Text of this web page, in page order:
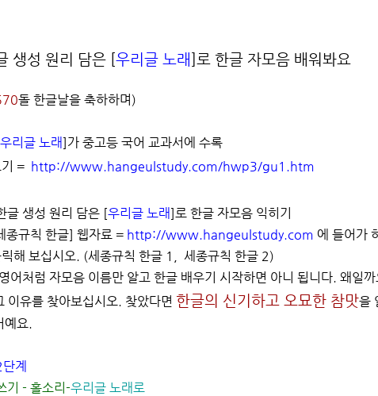
생성 원리 담은 [ 우리글 노래 ]로 한글 자모음 배워봐요
돌 한글날을 축하하며)
우리글 노래]가 중고등 국어 교과서에 수록
= http://www.hangeulstudy.com/hwp3/gu1.htm
글 생성 원리 담은 [우리글 노래]로 한글 자모음 익히기
종규칙 한글] 웹자료 = http://www.hangeulstudy.com 에 들어가
해 보십시오. (세종규칙 한글 1 , 세종규칙 한글2)
영어처럼 자모음 이름만 알고 한글 배우기 시작하면 아니 됩니다. 왜일
이유를 찾아보십시오. 찾았다면 한글의 신기하고 오묘한 참맛을
요.
계
- 홀소리 -우리글 노래로